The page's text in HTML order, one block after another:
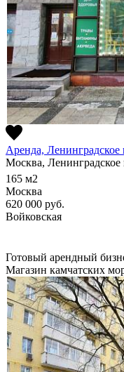
Аренда,
Москва, Ленинградское
165 м2
Москва
620 000 руб.
Войковская
Готовый арендный
Магазин камчатских